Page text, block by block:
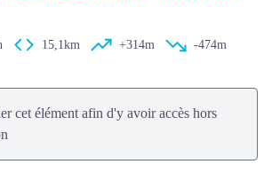
15,1km +314m
-474m
cet élément afin d'y avoir accès hors